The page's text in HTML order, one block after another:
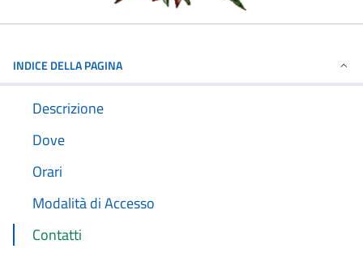
INDICE DELLA PAGINA
Descrizione
Dove
Orari
Modalità di Accesso
Contatti